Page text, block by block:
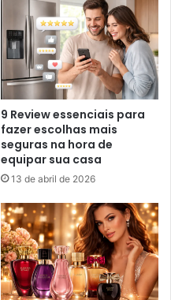
9 Review essenciais para
fazer escolhas mais
seguras na hora de
equipar sua casa
13 de abril de 2026